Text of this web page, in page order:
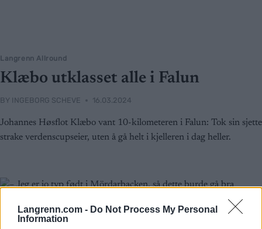
Langrenn.com - Do Not Process My Personal
Information
Langrenn Allround
Klæbo utklasset alle i Falun
BY INGEBORG SCHEVE 16.03.2024
Johannes Høsflot Klæbo vant 10-kilometeren i Falun: Tok sin sjette
strake verdenscupseier, uten å gå helt i kjelleren i dag heller.